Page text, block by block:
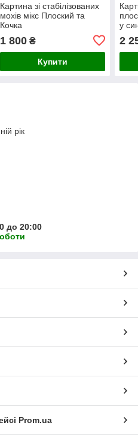
Картина зі стабілізованих
мохів мікс Плоский та
Кочка
1 800₴
Купити
у
2
рік
до 20:00
Prom.ua